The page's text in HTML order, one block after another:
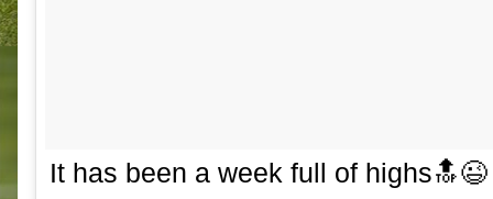
It has been a week full of